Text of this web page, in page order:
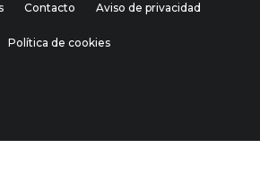
Contacto Aviso de privacidad
Política de cookies